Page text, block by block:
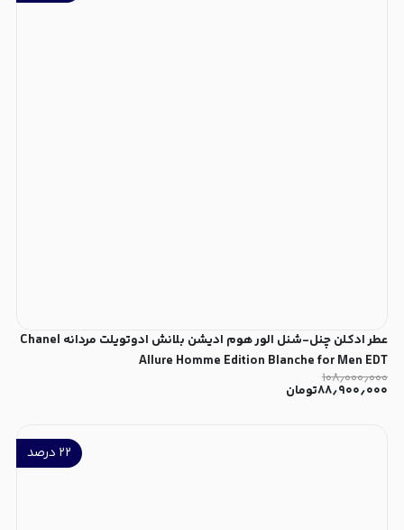
عطر ادکلن چنل-شنل الور هوم ادیشن بلانش ادوتویلت مردانه Chanel
Allure Homme Edition Blanche for Men EDT
۱۰۸٫۰۰۰٫۰۰۰
۸۸٫۹۰۰٫۰۰۰تومان
۲۲ درصد